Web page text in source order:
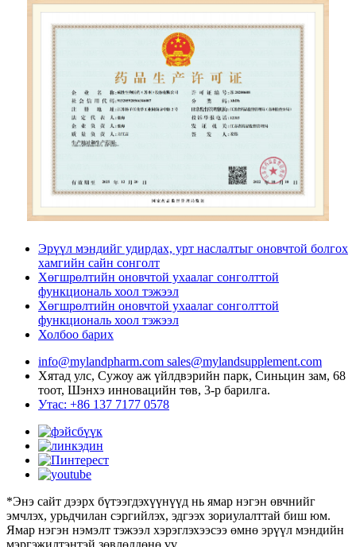
Эрүүл мэндийг удирдах, урт наслалтыг оновчтой болгох
хамгийн сайн сонголт
Хөгшрөлтийн оновчтой ухаалаг сонголттой
функциональ хоол тэжээл
Хөгшрөлтийн оновчтой ухаалаг сонголттой
функциональ хоол тэжээл
Холбоо барих
info@mylandpharm.com sales@mylandsupplement.com
Хятад улс, Сужоу аж үйлдвэрийн парк, Синьцин зам, 68
тоот, Шэнхэ инновацийн төв, 3-р барилга.
Утас: +86 137 7177 0578
*Энэ сайт дээрх бүтээгдэхүүнүүд нь ямар нэгэн өвчнийг
эмчлэх, урьдчилан сэргийлэх, эдгээх зориулалттай биш юм.
Ямар нэгэн нэмэлт тэжээл хэрэглэхээсээ өмнө эрүүл мэндийн
мэргэжилтэнтэй зөвлөлдөнө үү.